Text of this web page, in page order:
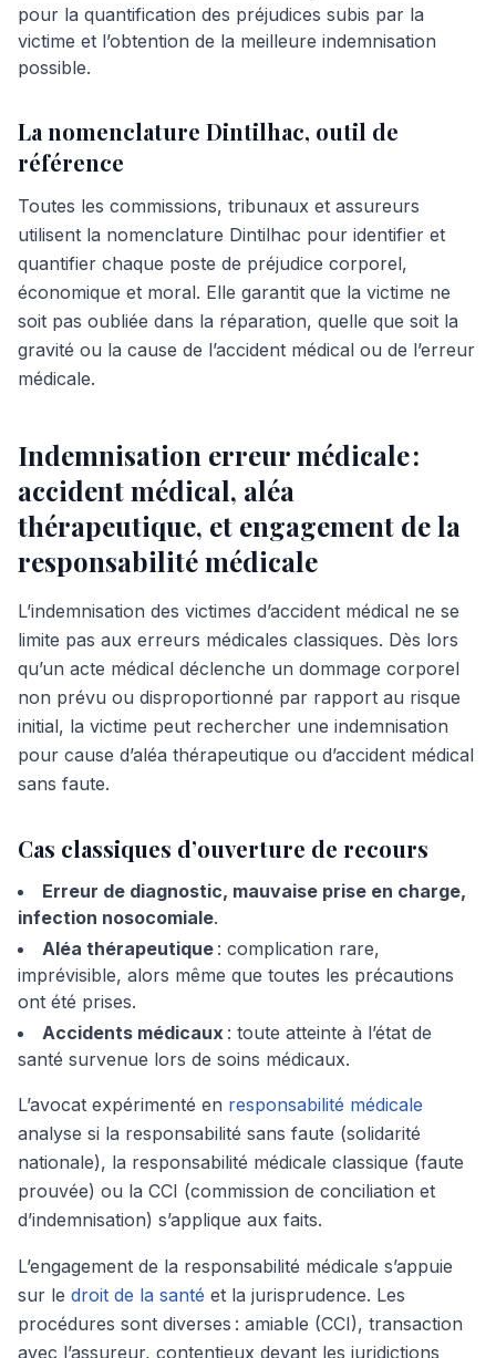
pour la quantification des préjudices subis par la
victime et l’obtention de la meilleure indemnisation
possible.
La nomenclature Dintilhac, outil de
référence
Toutes les commissions, tribunaux et assureurs
utilisent la nomenclature Dintilhac pour identifier et
quantifier chaque poste de préjudice corporel,
économique et moral. Elle garantit que la victime ne
soit pas oubliée dans la réparation, quelle que soit la
gravité ou la cause de l’accident médical ou de l’erreur
médicale.
Indemnisation erreur médicale :
accident médical, aléa
thérapeutique, et engagement de la
responsabilité médicale
L’indemnisation des victimes d’accident médical ne se
limite pas aux erreurs médicales classiques. Dès lors
qu’un acte médical déclenche un dommage corporel
non prévu ou disproportionné par rapport au risque
initial, la victime peut rechercher une indemnisation
pour cause d’aléa thérapeutique ou d’accident médical
sans faute.
Cas classiques d’ouverture de recours
Erreur de diagnostic, mauvaise prise en charge,
infection nosocomiale.
Aléa thérapeutique : complication rare,
imprévisible, alors même que toutes les précautions
ont été prises.
Accidents médicaux : toute atteinte à l’état de
santé survenue lors de soins médicaux.
L’avocat expérimenté en responsabilité médicale
analyse si la responsabilité sans faute (solidarité
nationale), la responsabilité médicale classique (faute
prouvée) ou la CCI (commission de conciliation et
d’indemnisation) s’applique aux faits.
L’engagement de la responsabilité médicale s’appuie
sur le droit de la santé et la jurisprudence. Les
procédures sont diverses : amiable (CCI), transaction
avec l’assureur, contentieux devant les juridictions